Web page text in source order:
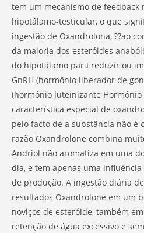
tem um mecanismo de feedback
hipotálamo-testicular, o que
ingestão de Oxandrolona, ??ao
da maioria dos esteróides
do hipotálamo para reduzir ou
GnRH (hormônio liberador de
(hormônio luteinizante Hormônio
característica especial de
pelo facto de a substância não é
razão Oxandrolone combina
Andriol não aromatiza em uma
dia, e tem apenas uma
de produção. A ingestão diária
resultados Oxandrolone em um
noviços de esteróide, também
retenção de água excessivo e